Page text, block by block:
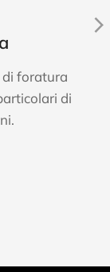
foratura
di